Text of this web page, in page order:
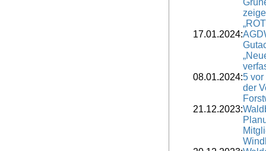
17.01.2024:
08.01.2024:5 vor
der
21.12.2023: